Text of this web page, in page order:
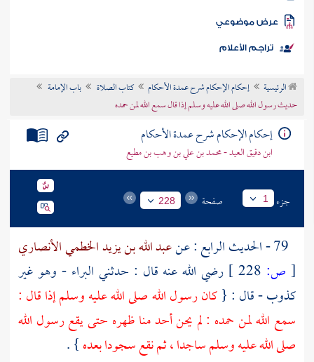
الكتب
موضوعي
تراجم الأعلام
الرئيسية إحكام الإحكام شرح عمدة الأحكام كتاب الصلاة
باب الإمامة
حديث رسول الله صلى الله عليه وسلم إذا قال سمع الله لمن حمده
إحكام الإحكام شرح عمدة الأحكام
ابن دقيق العيد - محمد بن علي بن وهب بن مطيع
جزء 1 صفحة 228
عبد الله بن يزيد الخطمي الأنصاري
[ ص: رضي الله عنه قال : حدثني البراء - وهو غير
كذوب - قال : {كان رسول الله صلى الله عليه وسلم إذا قال :
سمع الله لمن حمده : لم يحن أحد منا ظهره حتى يقع رسول الله
صلى الله عليه وسلم ساجدا ، ثم نقع سجودا بعده} .